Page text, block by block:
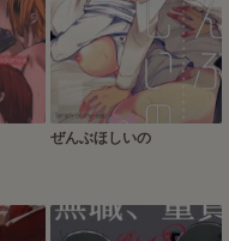
ぜんぶほしいの